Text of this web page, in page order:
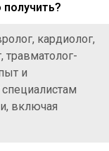
кардиолог,
травматолог-
и
включая